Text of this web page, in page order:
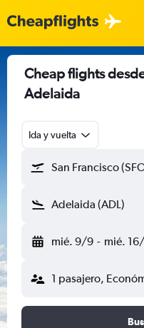
Cheap flights
Adelaida
Ida y vuelta
San Francisco
Adelaida (ADL)
mié. 9/9 - mié.
1 pasajero,